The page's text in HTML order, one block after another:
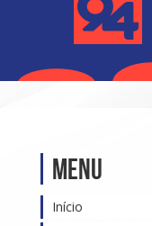
Menu
Início